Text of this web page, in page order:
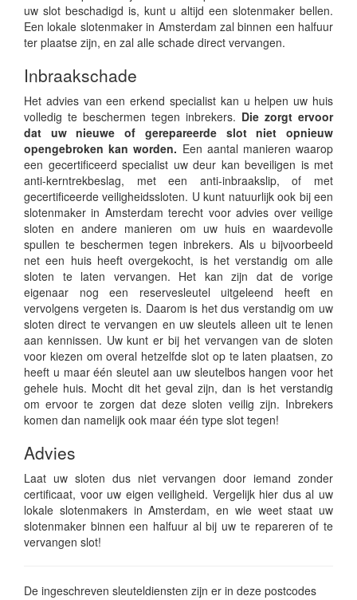
uw slot beschadigd is, kunt u altijd een slotenmaker bellen.
Een lokale slotenmaker in Amsterdam zal binnen een halfuur
ter plaatse zijn, en zal alle schade direct vervangen.
Inbraakschade
Het advies van een erkend specialist kan u helpen uw huis
volledig te beschermen tegen inbrekers. Die zorgt ervoor
dat uw nieuwe of gerepareerde slot niet opnieuw
opengebroken kan worden. Een aantal manieren waarop
een gecertificeerd specialist uw deur kan beveiligen is met
anti-kerntrekbeslag, met een anti-inbraakslip, of met
gecertificeerde veiligheidssloten. U kunt natuurlijk ook bij een
slotenmaker in Amsterdam terecht voor advies over veilige
sloten en andere manieren om uw huis en waardevolle
spullen te beschermen tegen inbrekers. Als u bijvoorbeeld
net een huis heeft overgekocht, is het verstandig om alle
sloten te laten vervangen. Het kan zijn dat de vorige
eigenaar nog een reservesleutel uitgeleend heeft en
vervolgens vergeten is. Daarom is het dus verstandig om uw
sloten direct te vervangen en uw sleutels alleen uit te lenen
aan kennissen. Uw kunt er bij het vervangen van de sloten
voor kiezen om overal hetzelfde slot op te laten plaatsen, zo
heeft u maar één sleutel aan uw sleutelbos hangen voor het
gehele huis. Mocht dit het geval zijn, dan is het verstandig
om ervoor te zorgen dat deze sloten veilig zijn. Inbrekers
komen dan namelijk ook maar één type slot tegen!
Advies
Laat uw sloten dus niet vervangen door iemand zonder
certificaat, voor uw eigen veiligheid. Vergelijk hier dus al uw
lokale slotenmakers in Amsterdam, en wie weet staat uw
slotenmaker binnen een halfuur al bij uw te repareren of te
vervangen slot!
De ingeschreven sleuteldiensten zijn er in deze postcodes